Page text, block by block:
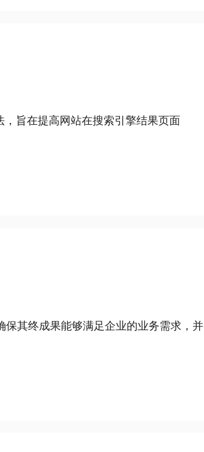
旨在提高网站在搜索引擎结果页面
其终成果能够满足企业的业务需求，并